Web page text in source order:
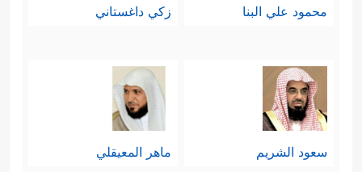
محمود علي البنا زكي داغستاني
سعود الشريم ماهر المعيقلي